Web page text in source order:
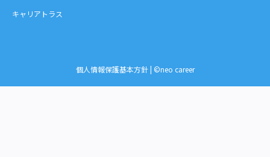
キャリアトラス
個人情報保護基本方針| ©neo career